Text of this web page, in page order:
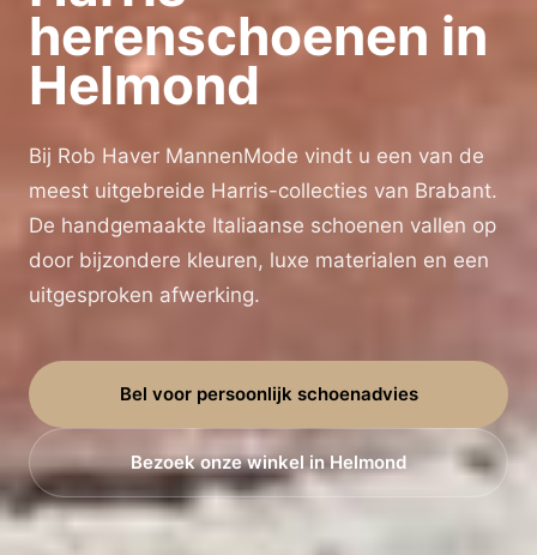
herenschoenen in
Helmond
Bij Rob Haver MannenMode vindt u een van de
meest uitgebreide Harris-collecties van Brabant.
De handgemaakte Italiaanse schoenen vallen op
door bijzondere kleuren, luxe materialen en een
uitgesproken afwerking.
Bel voor persoonlijk schoenadvies
Bezoek onze winkel in Helmond